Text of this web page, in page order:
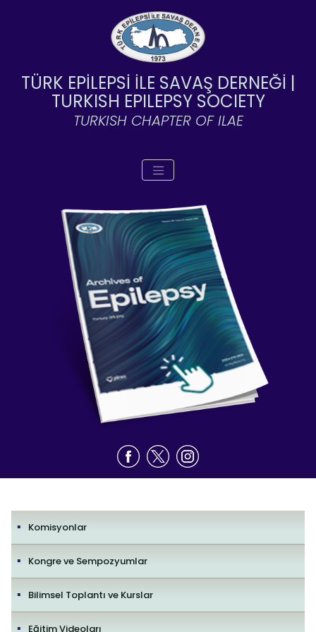
TÜRK EPİLEPSİ İLE SAVAŞ DERNEĞİ |
TURKISH EPILEPSY SOCIETY
TURKISH CHAPTER OF ILAE
Komisyonlar
Kongre ve Sempozyumlar
Bilimsel Toplantı ve Kurslar
Eğitim Videoları